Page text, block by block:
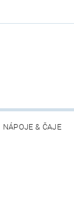
NÁPOJE & ČAJE